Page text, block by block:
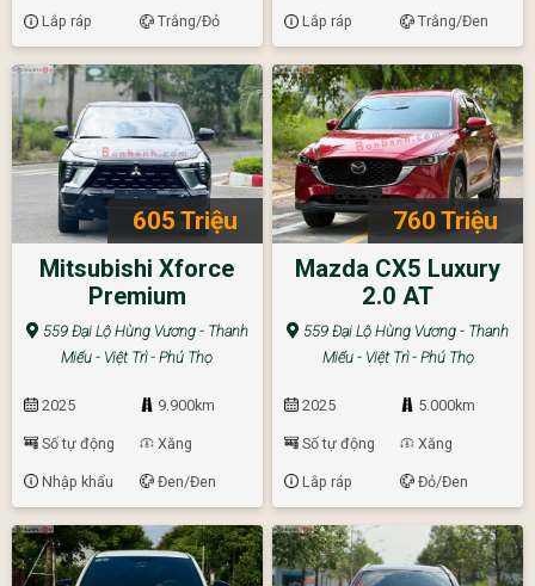
Lắp ráp Trắng/Đỏ Lắp ráp Trắng/Đen
605 Triệu
Mitsubishi Xforce
Premium
559 Đại Lộ Hùng Vương - Thanh
Miếu - Việt Trì - Phú Thọ
2025 9.900km
Số tự động Xăng
Nhập khẩu Đen/Đen
760 Triệu
Mazda CX5 Luxury
2.0 AT
559 Đại Lộ Hùng Vương - Thanh
Miếu - Việt Trì - Phú Thọ
2025 5.000km
Số tự động Xăng
Lắp ráp Đỏ/Đen